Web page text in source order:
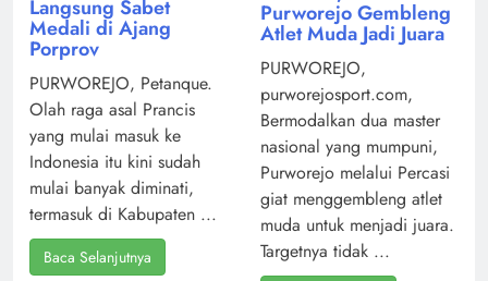
Langsung Sabet
Medali di Ajang
Porprov
PURWOREJO, Petanque.
Olah raga asal Prancis
yang mulai masuk ke
Indonesia itu kini sudah
mulai banyak diminati,
termasuk di Kabupaten ...
Baca Selanjutnya
Purworejo Gembleng
Atlet Muda Jadi Juara
PURWOREJO,
purworejosport.com,
Bermodalkan dua master
nasional yang mumpuni,
Purworejo melalui Percasi
giat menggembleng atlet
muda untuk menjadi juara.
Targetnya tidak ...